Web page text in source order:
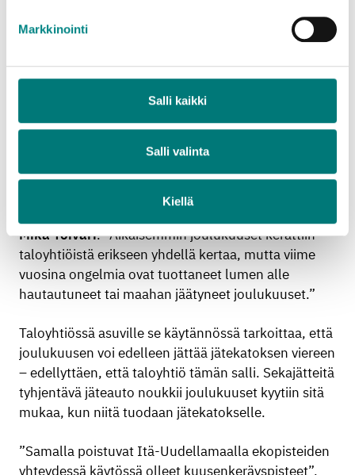
Markkinointi
Salli kaikki
Salli valinta
Kiellä
Joulukuuset hyötykäyttöön
pihoista myös tänä talvena.
”Testaamme koeluontoisesti toimintamallia, jossa
kuuset kerätään taloyhtiöiltä sekajätekeräyksen
Mika Toivari. ”Aikaisemmin joulukuuset kerättiin
taloyhtiöistä erikseen yhdellä kertaa, mutta viime
vuosina ongelmia ovat tuottaneet lumen alle
hautautuneet tai maahan jäätyneet joulukuuset.”
Taloyhtiössä asuville se käytännössä tarkoittaa, että
joulukuusen voi edelleen jättää jätekatoksen viereen
– edellyttäen, että taloyhtiö tämän salli. Sekajätteitä
tyhjentävä jäteauto noukkii joulukuuset kyytiin sitä
mukaa, kun niitä tuodaan jätekatokselle.
”Samalla poistuvat Itä-Uudellamaalla ekopisteiden
yhteydessä käytössä olleet kuusenkeräyspisteet”,